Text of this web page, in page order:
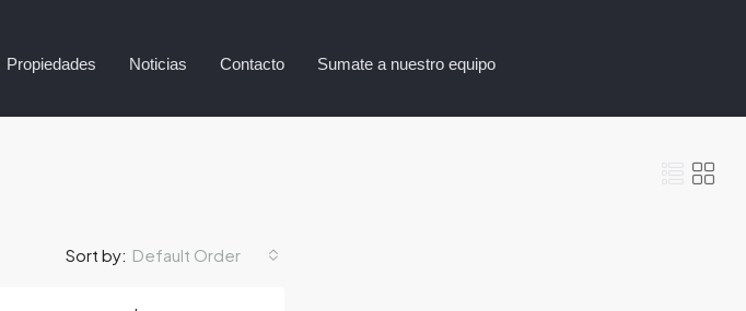
Propiedades Noticias Contacto Sumate a nuestro equipo
Sort by: Default Order